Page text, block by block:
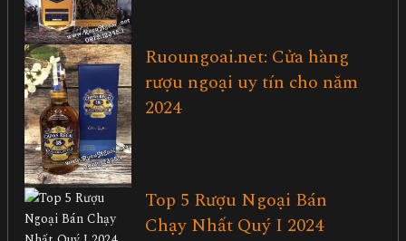
Ruoungoai.net: Cửa hàng
rượu ngoại uy tín cho năm
2024
Top 5 Rượu Ngoại Bán
Chạy Nhất Quý I 2024